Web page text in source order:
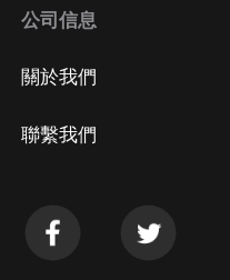
公司信息
關於我們
聯繫我們